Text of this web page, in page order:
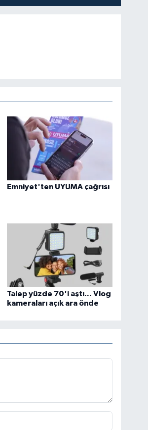
Emniyet'ten UYUMA çağrısı
Talep yüzde 70'i aştı... Vlog
kameraları açık ara önde